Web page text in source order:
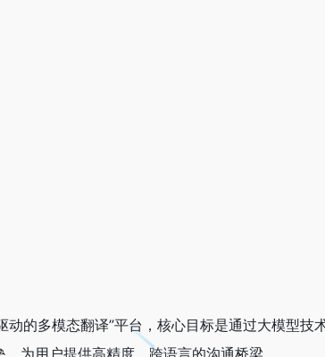
动的多模态翻译”平台，核心目标是通过大模型技
为用户提供高精度、跨语言的沟通桥梁。